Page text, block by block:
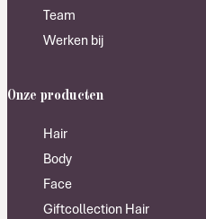
Team
Werken bij
Onze producten
Hair
Body
Face
Giftcollection Hair